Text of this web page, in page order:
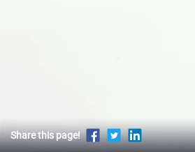
Share this page!